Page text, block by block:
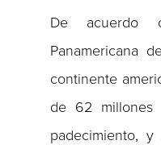
De acuerdo
Panamericana
continente
de 62 millones
padecimiento,